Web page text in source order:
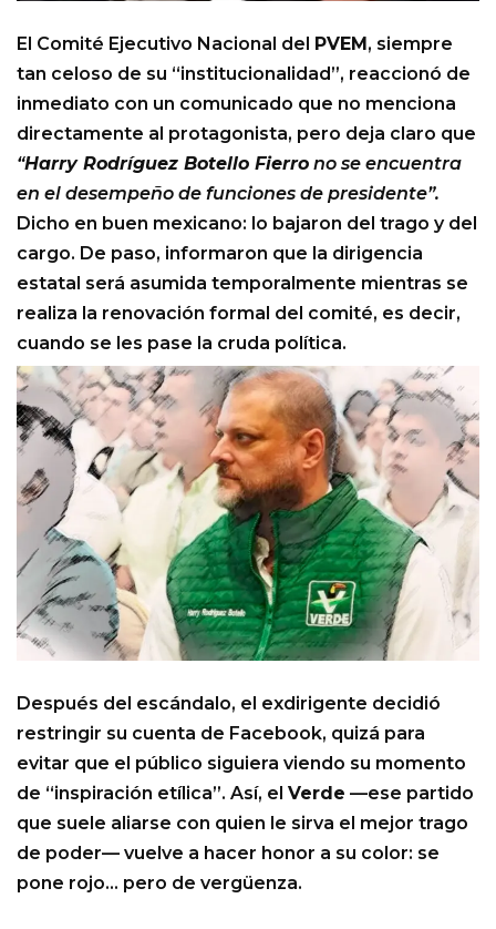
El Comité Ejecutivo Nacional del PVEM , siempre
tan celoso de su “institucionalidad”, reaccionó de
inmediato con un comunicado que no menciona
directamente al protagonista, pero deja claro que
“Harry Rodríguez Botello Fierro no se encuentra
en el desempeño de funciones de presidente”.
Dicho en buen mexicano: lo bajaron del trago y del
cargo. De paso, informaron que la dirigencia
estatal será asumida temporalmente mientras se
realiza la renovación formal del comité, es decir,
cuando se les pase la cruda política.
Después del escándalo, el exdirigente decidió
restringir su cuenta de Facebook, quizá para
evitar que el público siguiera viendo su momento
de “inspiración etílica”. Así, el Verde —ese partido
que suele aliarse con quien le sirva el mejor trago
de poder— vuelve a hacer honor a su color: se
pone rojo… pero de vergüenza.